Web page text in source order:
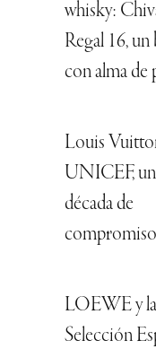
whisky:
Regal 16, un
con alma de
Louis
UNICEF,
década de
compromiso
LOEWE y la
Selección